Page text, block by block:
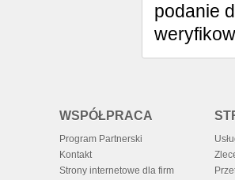
podanie
WSPÓŁPRACA
Program Partnerski
Kontakt
Strony internetowe dla firm